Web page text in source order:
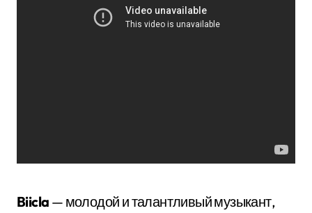
Biicla — молодой и талантливый музыкант,